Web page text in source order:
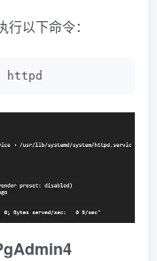
以下命令：
httpd